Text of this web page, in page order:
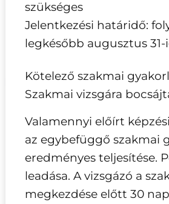
szükséges
Jelentkezési határidő:
legkésőbb augusztus 31-
Kötelező szakmai
Szakmai vizsgára
Valamennyi előírt
az egybefüggő szakmai
eredményes teljesítése.
leadása. A vizsgázó a
megkezdése előtt 30